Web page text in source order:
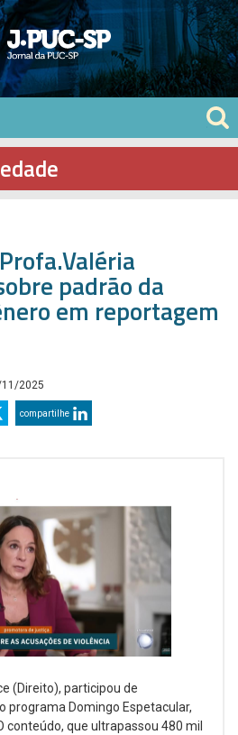
padrão da
em reportagem
11/2025
compartilhe
(Direito), participou de
programa Domingo Espetacular,
conteúdo, que ultrapassou 480 mil